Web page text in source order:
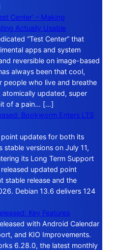
Center’ – Making
Actually Usable
“Test Center” that
apps and system
reversible on image-based
always been that cool,
people who live and breathe
atomically updated, super
of a pain… […]
Bookworm Enters LTS
updates for both its
versions on July 11,
its Long Term Support
updated point
stable release and the
Debian 13.6 delivers 124
Key Features
with Android Calendar
and KIO Improvements.
6.28.0, the latest monthly